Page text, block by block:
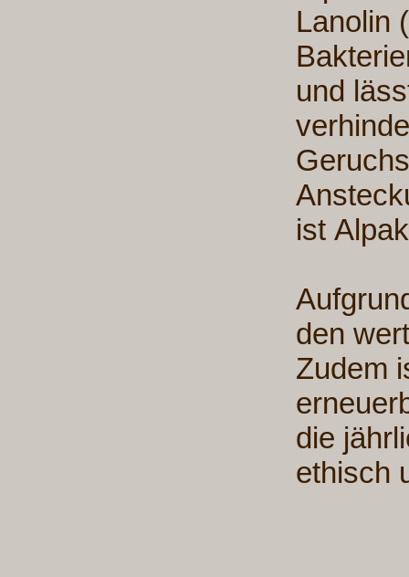
Lanolin
und
ist
den
Zudem
die
ethisch